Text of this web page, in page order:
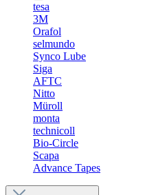
tesa
3M
Orafol
selmundo
Synco Lube
Siga
AFTC
Nitto
Müroll
monta
technicoll
Bio-Circle
Scapa
Advance Tapes